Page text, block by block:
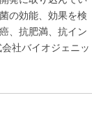
の効能、効果を検
、抗肥満、抗イン
社バイオジェニッ